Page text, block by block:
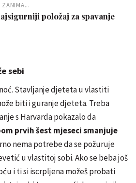
ZANIMA...
položaj za spavanje
sebi
Stavljanje djeteta u vlastiti
biti i guranje djeteta. Treba
s Harvarda pokazalo da
prvih šest mjeseci smanjuje
nema potrebe da se požuruje
u vlastitoj sobi. Ako se beba još
i ti si iscrpljena možeš probati